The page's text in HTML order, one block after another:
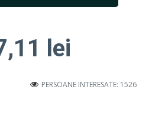
PERSOANE INTERESATE: 1526
lei